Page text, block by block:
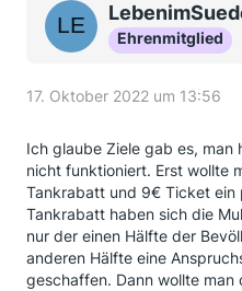
Ehrenmitglied
17. Oktober 2022 um 13:56
Ich glaube Ziele gab es,
nicht funktioniert. Erst wollte
Tankrabatt und 9€ Ticket ein
Tankrabatt haben sich die
nur der einen Hälfte der
anderen Hälfte eine
geschaffen. Dann wollte